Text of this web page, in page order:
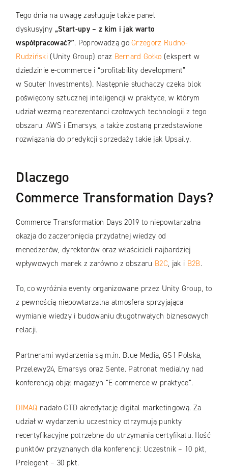
Tego dnia na uwagę zasługuje także panel
dyskusyjny „Start-upy – z kim i jak warto
współpracować?”. Poprowadzą goGrzegorz Rudno-
Rudziński (Unity Group) oraz Bernard Gołko (ekspert w
dziedzinie e-commerce i “profitability development”
w Souter Investments). Następnie słuchaczy czeka blok
poświęcony sztucznej inteligencji w praktyce, w którym
udział wezmą reprezentanci czołowych technologii z tego
obszaru: AWS i Emarsys, a także zostaną przedstawione
rozwiązania do predykcji sprzedaży takie jak Upsaily.
Dlaczego
CommerceTransformation Days?
Commerce Transformation Days 2019 to niepowtarzalna
okazja do zaczerpnięcia przydatnej wiedzy od
menedżerów, dyrektorów oraz właścicieli najbardziej
wpływowych marek z zarówno z obszaru B2C, jak i B2B.
To, co wyróżnia eventy organizowane przez Unity Group, to
z pewnością niepowtarzalna atmosfera sprzyjająca
wymianie wiedzy i budowaniu długotrwałych biznesowych
relacji.
Partnerami wydarzenia są m.in. Blue Media, GS1 Polska,
Przelewy24, Emarsys oraz Sente. Patronat medialny nad
konferencją objął magazyn “E-commerce w praktyce”.
DIMAQ nadało CTD akredytację digital marketingową. Za
udział w wydarzeniu uczestnicy otrzymują punkty
recertyfikacyjne potrzebne do utrzymania certyfikatu. Ilość
punktów przyznanych dla konferencji: Uczestnik – 10 pkt,
Prelegent – 30 pkt.